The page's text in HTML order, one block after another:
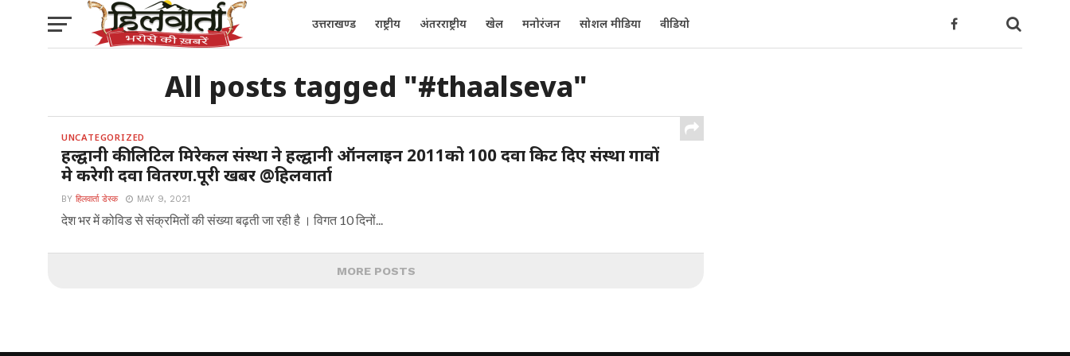
उत्तराखण्ड राष्ट्रीय अंतरराष्ट्रीय खेल मनोरंजन सोशल मीडिया वीडियो
All posts tagged "#thaalseva"
UNCATEGORIZED
हल्द्वानी की लिटिल मिरेकल संस्था ने हल्द्वानी ऑनलाइन 2011को 100 दवा किट दिए संस्था गावों
मे करेगी दवा वितरण.पूरी खबर @हिलवार्ता
BY हिलवार्ता डेस्क MAY 9, 2021
देश भर में कोविड से संक्रमितों की संख्या बढ़ती जा रही है । विगत 10 दिनों...
MORE POSTS